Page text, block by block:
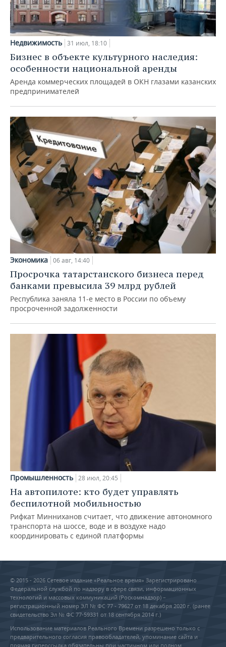
Недвижимость 31 июл, 18:10
Бизнес в объекте культурного наследия:
особенности национальной аренды
Аренда коммерческих площадей в ОКН глазами казанских
предпринимателей
Экономика 06 авг, 14:40
Просрочка татарстанского бизнеса перед
банками превысила 39 млрд рублей
Республика заняла 11-е место в России по объему
просроченной задолженности
Промышленность 28 июл, 20:45
На автопилоте: кто будет управлять
беспилотной мобильностью
Рифкат Минниханов считает, что движение автономного
транспорта на шоссе, воде и в воздухе надо
координировать с единой платформы
© 2015 - 2026 Сетевое издание «Реальное время» Зарегистрировано
Федеральной службой по надзору в сфере связи, информационных
технологий и массовых коммуникаций (Роскомнадзор) –
регистрационный номер ЭЛ № ФС 77 - 79627 от 18 декабря 2020 г. (ранее
свидетельство Эл № ФС 77-59331 от 18 сентября 2014 г.)
Использование материалов Реального Времени разрешено только с
предварительного согласия правообладателей, упоминание сайта и
прямая гиперссылка обязательны при частичном или полном